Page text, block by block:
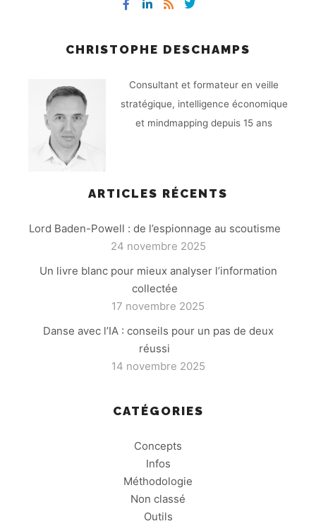
CHRISTOPHE DESCHAMPS
Consultant et formateur en veille
stratégique, intelligence économique
et mindmapping depuis 15 ans
ARTICLES RÉCENTS
Lord Baden-Powell : de l’espionnage au scoutisme
24 novembre 2025
Un livre blanc pour mieux analyser l’information
collectée
17 novembre 2025
Danse avec l’IA : conseils pour un pas de deux
réussi
14 novembre 2025
CATÉGORIES
Concepts
Infos
Méthodologie
Non classé
Outils